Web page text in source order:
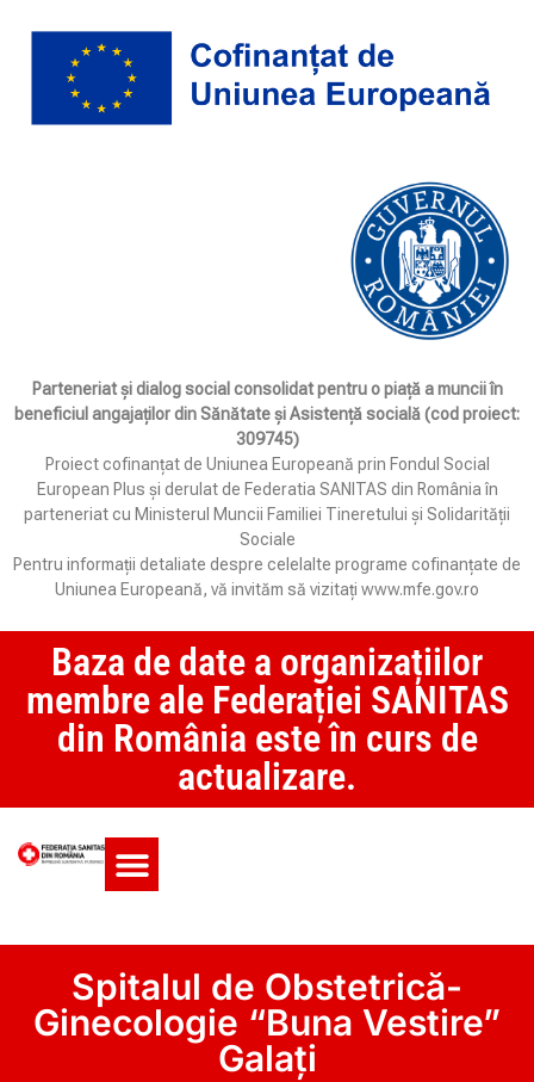
Parteneriat și dialog social consolidat pentru o piață a muncii în
beneficiul angajaților din Sănătate și Asistență socială (cod proiect:
309745)
Proiect cofinanțat de Uniunea Europeană prin Fondul Social
European Plus și derulat de Federatia SANITAS din România în
parteneriat cu Ministerul Muncii Familiei Tineretului și Solidarității
Sociale
Pentru informații detaliate despre celelalte programe cofinanțate de
Uniunea Europeană, vă invităm să vizitați www.mfe.gov.ro
Baza de date a organizațiilor
membre ale Federației SANITAS
din România este în curs de
actualizare.
Spitalul de Obstetrică-
Ginecologie “Buna Vestire”
Galați